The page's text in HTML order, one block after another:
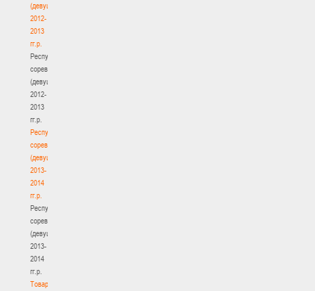
(девушки)
2012-
2013
гг.р.
Республиканские
соревнования
(девушки)
2012-
2013
гг.р.
Республиканские
соревнования
(девушки)
2013-
2014
гг.р.
Республиканские
соревнования
(девушки)
2013-
2014
гг.р.
Товарищеские